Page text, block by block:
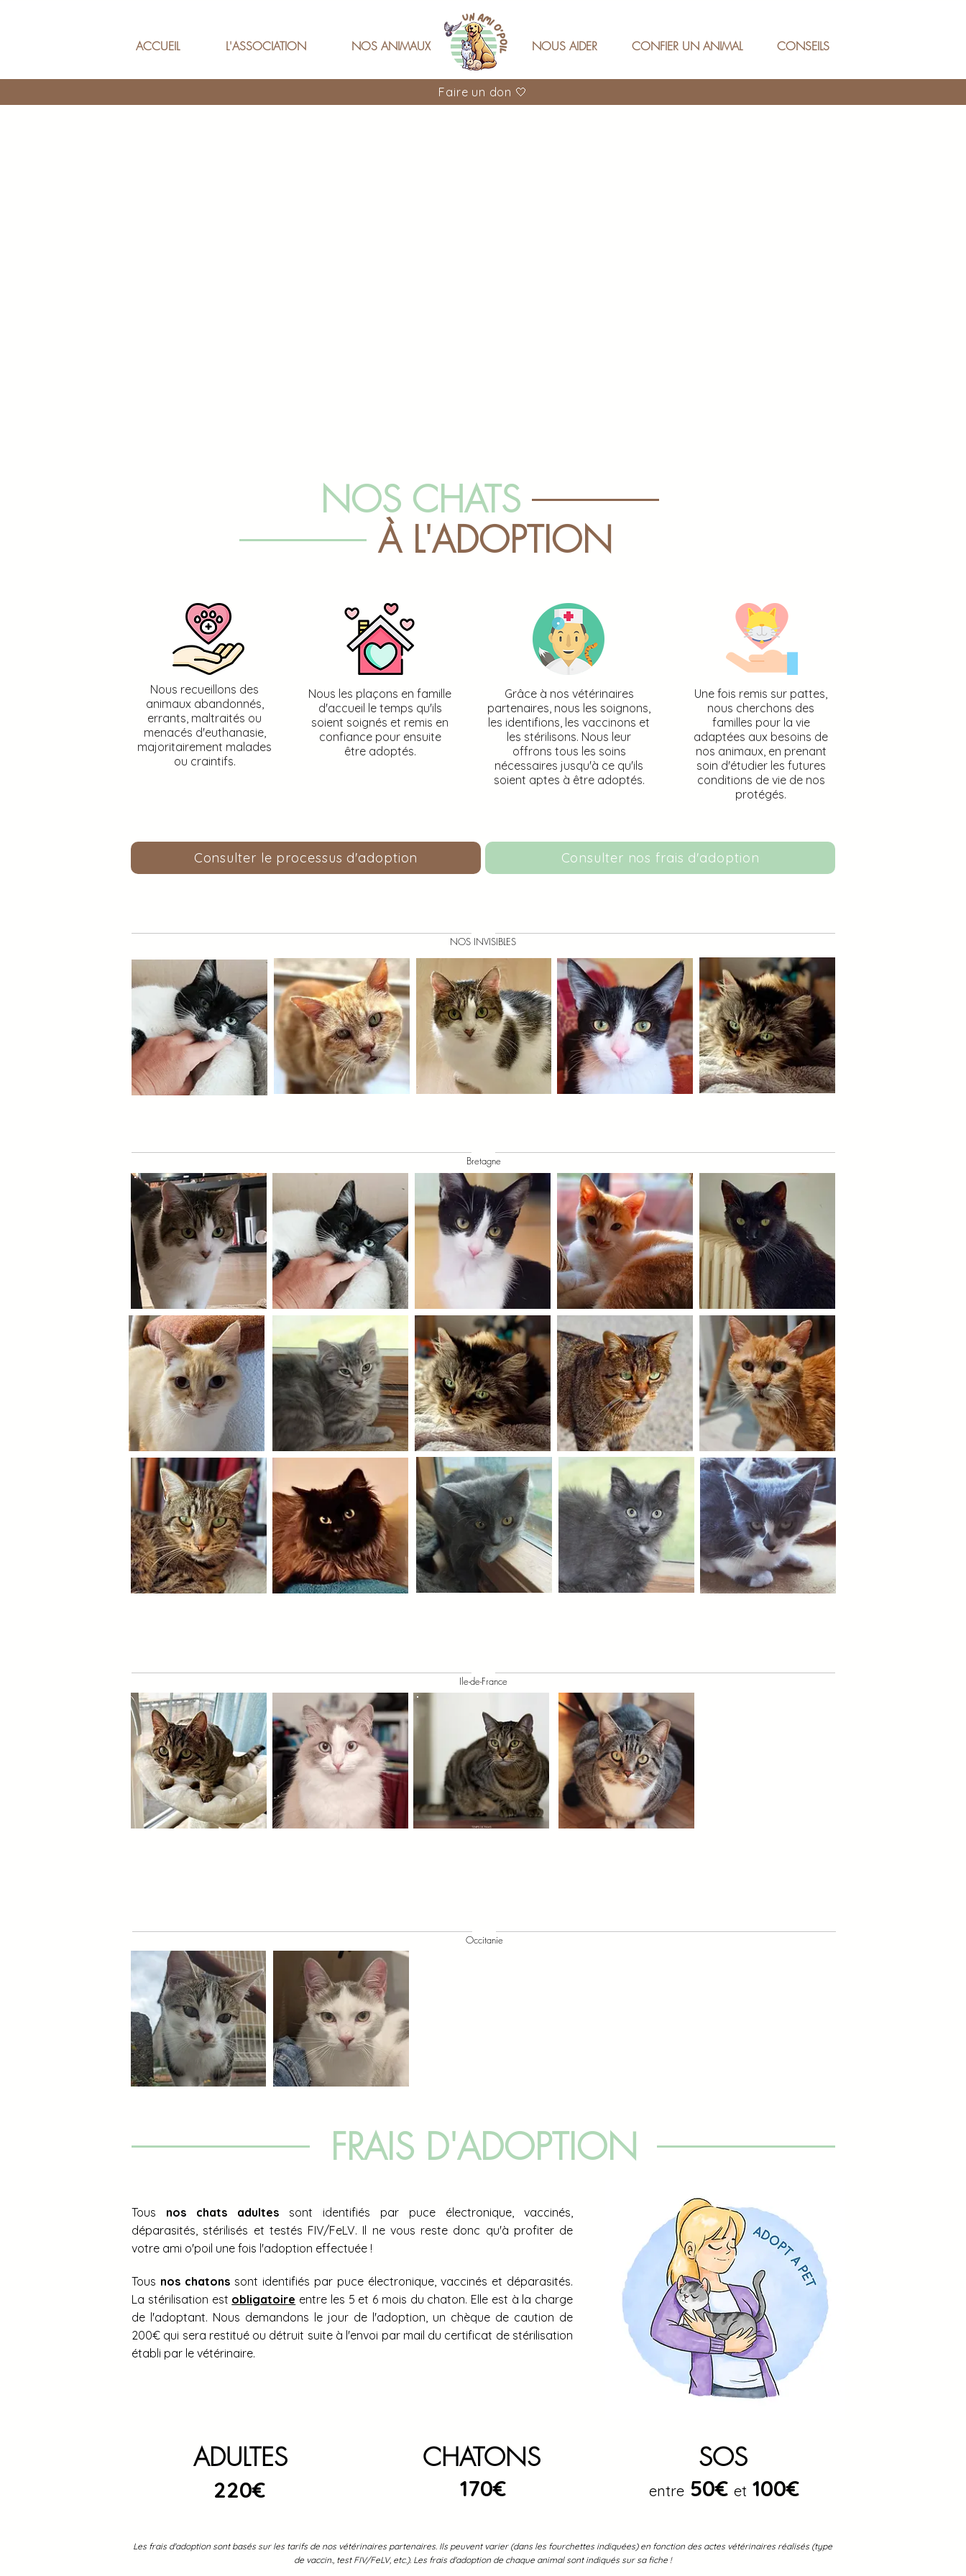
ACCUEIL L'ASSOCIATION NOS ANIMAUX NOUS AIDER CONFIER UN ANIMAL CONSEILS
Faire un don 🤍
NOS CHATS
À L'ADOPTION
Nous recueillons des
animaux abandonnés,
errants, maltraités ou
menacés d'euthanasie,
majoritairement malades
ou craintifs.
Nous les plaçons en famille
d'accueil le temps qu'ils
soient soignés et remis en
confiance pour ensuite
être adoptés.
Consulter le processus d'adoption
Grâce à nos vétérinaires
partenaires, nous les soignons,
les identifions, les vaccinons et
les stérilisons. Nous leur
offrons tous les soins
nécessaires jusqu'à ce qu'ils
soient aptes à être adoptés.
Une fois remis sur pattes,
nous cherchons des
familles pour la vie
adaptées aux besoins de
nos animaux, en prenant
soin d'étudier les futures
conditions de vie de nos
protégés.
Consulter nos frais d'adoption
NOS INVISIBLES
Bretagne
Ile-de-France
Occitanie
FRAIS D'ADOPTION
Tous nos chats adultes sont identifiés par puce électronique, vaccinés,
déparasités, stérilisés et testés FIV/FeLV. Il ne vous reste donc qu'à profiter de
votre ami o'poil une fois l'adoption effectuée !
Tous nos chatons sont identifiés par puce électronique, vaccinés et déparasités.
La stérilisation est obligatoire entre les 5 et 6 mois du chaton. Elle est à la charge
de l'adoptant. Nous demandons le jour de l'adoption, un chèque de caution de
200€ qui sera restitué ou détruit suite à l'envoi par mail du certificat de stérilisation
établi par le vétérinaire.
220€
ADULTES
170€
CHATONS
entre50€ et 100€
SOS
Les frais d'adoption sont basés sur les tarifs de nos vétérinaires partenaires. Ils peuvent varier (dans les fourchettes indiquées) en fonction des actes vétérinaires réalisés (type
de vaccin., test FIV/FeLV, etc.). Les frais d'adoption de chaque animal sont indiqués sur sa fiche !